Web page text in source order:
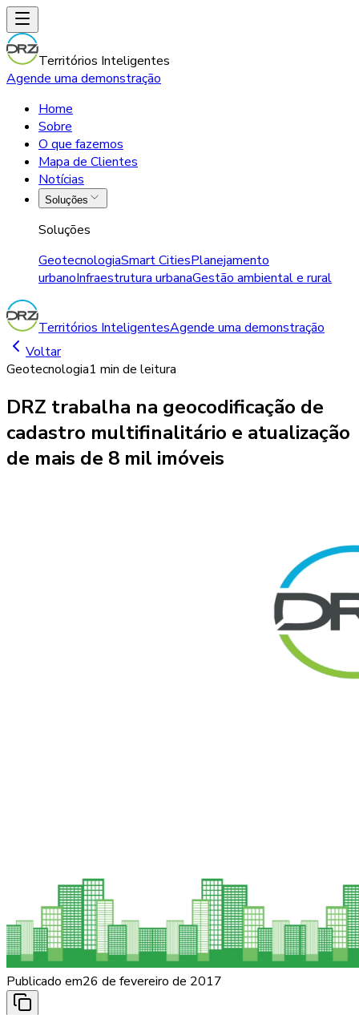
Territórios Inteligentes
Agende uma demonstração
Home
Sobre
O que fazemos
Mapa de Clientes
Notícias
Soluções
Soluções
GeotecnologiaSmart CitiesPlanejamento
urbanoInfraestrutura urbanaGestão ambiental e rural
Territórios InteligentesAgende uma demonstração
Voltar
Geotecnologia1 min de leitura
DRZ trabalha na geocodificação de
cadastro multifinalitário e atualização
de mais de 8 mil imóveis
Publicado em26 de fevereiro de 2017